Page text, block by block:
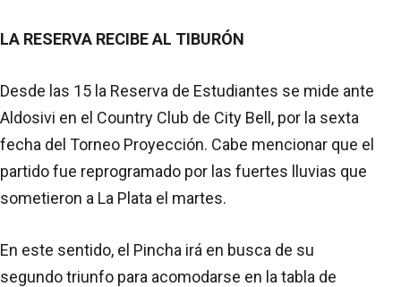
LA RESERVA RECIBE AL TIBURÓN
Desde las 15 la Reserva de Estudiantes se mide ante
Aldosivi en el Country Club de City Bell, por la sexta
fecha del Torneo Proyección. Cabe mencionar que el
partido fue reprogramado por las fuertes lluvias que
sometieron a La Plata el martes.
En este sentido, el Pincha irá en busca de su
segundo triunfo para acomodarse en la tabla de